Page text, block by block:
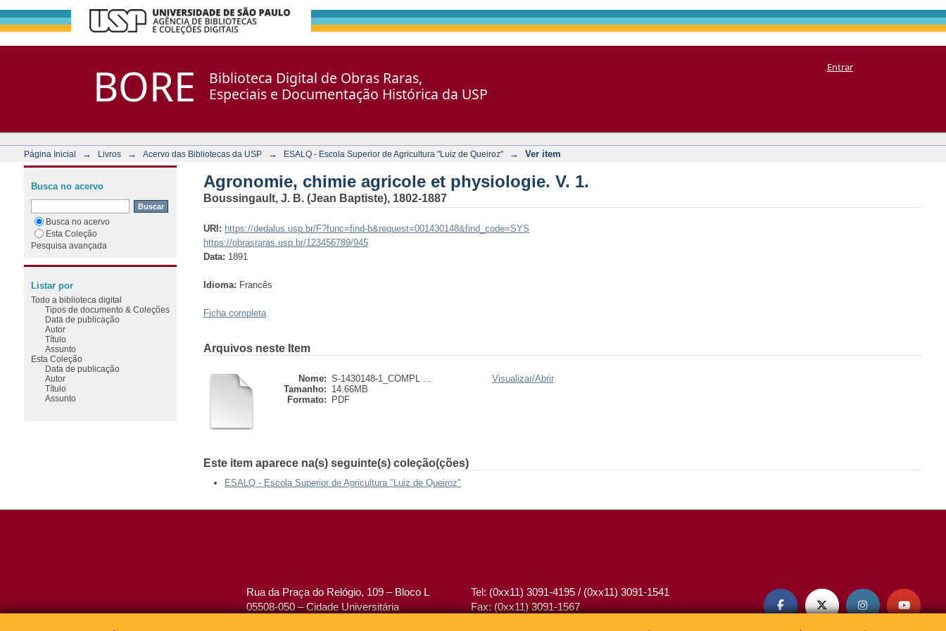
BORE
Biblioteca Digital de Obras Raras,
Especiais e Documentação Histórica da USP
Entrar
Página Inicial → Livros → Acervo das Bibliotecas da USP → ESALQ - Escola Superior de Agricultura "Luiz de Queiroz" → Ver item
Agronomie, chimie agricole et physiologie. V. 1.
Boussingault, J. B. (Jean Baptiste), 1802-1887
URI: https://dedalus.usp.br/F?func=find-b&request=001430148&find_code=SYS
https://obrasraras.usp.br/123456789/945
Data: 1891
Idioma: Francês
Ficha completa
Arquivos neste Item
Nome: S-1430148-1_COMPL ...
Tamanho: 14.66MB
Formato:
PDF
Visualizar/Abrir
Este item aparece na(s) seguinte(s) coleção(ções)
ESALQ - Escola Superior de Agricultura "Luiz de Queiroz"
Busca no acervo
Busca no acervo
Esta Coleção
Pesquisa avançada
Listar por
Todo a biblioteca digital
Tipos de documento & Coleções
Data de publicação
Autor
Título
Assunto
Esta Coleção
Data de publicação
Autor
Título
Assunto
Rua da Praça do Relógio, 109 – Bloco L
05508-050 – Cidade Universitária
Tel: (0xx11) 3091-4195 / (0xx11) 3091-1541
Fax: (0xx11) 3091-1567
   